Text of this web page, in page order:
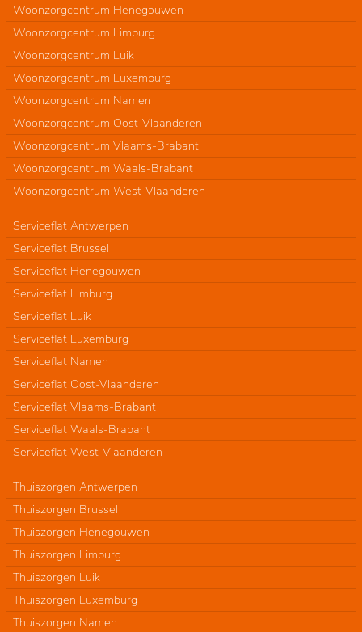
Woonzorgcentrum Henegouwen
Woonzorgcentrum Limburg
Woonzorgcentrum Luik
Woonzorgcentrum Luxemburg
Woonzorgcentrum Namen
Woonzorgcentrum Oost-Vlaanderen
Woonzorgcentrum Vlaams-Brabant
Woonzorgcentrum Waals-Brabant
Woonzorgcentrum West-Vlaanderen
Serviceflat Antwerpen
Serviceflat Brussel
Serviceflat Henegouwen
Serviceflat Limburg
Serviceflat Luik
Serviceflat Luxemburg
Serviceflat Namen
Serviceflat Oost-Vlaanderen
Serviceflat Vlaams-Brabant
Serviceflat Waals-Brabant
Serviceflat West-Vlaanderen
Thuiszorgen Antwerpen
Thuiszorgen Brussel
Thuiszorgen Henegouwen
Thuiszorgen Limburg
Thuiszorgen Luik
Thuiszorgen Luxemburg
Thuiszorgen Namen